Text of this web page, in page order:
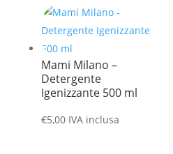
era:
€750,00.€400,00.
Mami Milano –
Detergente
Igenizzante 500 ml
€5,00 IVA inclusa